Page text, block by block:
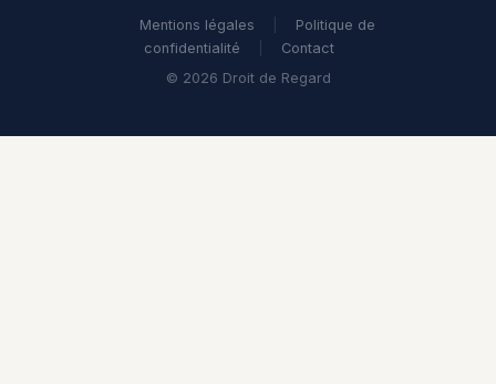
Mentions légales
Politique de
confidentialité
Contact
© 2026 Droit de Regard